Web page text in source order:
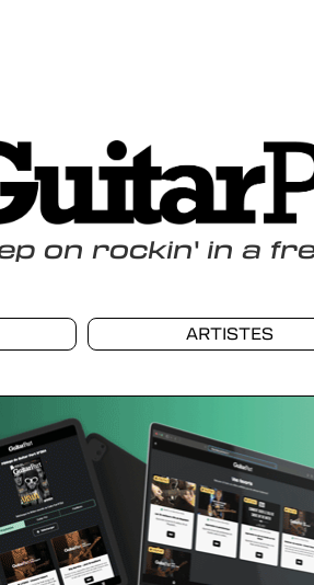
on rockin' in a
ARTISTES